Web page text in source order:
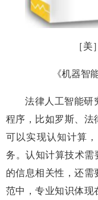
［
《机器智
法律人工智能研
程序，比如罗斯、法
可以实现认知计算
务。认知计算技术需
的信息相关性，还需
范中，专业知识体现